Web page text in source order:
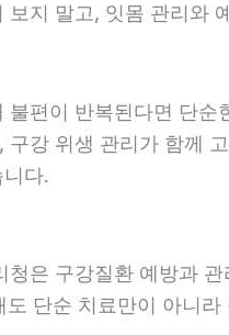
보지 말고, 잇몸 관리
편이 반복된다면 단
강 위생 관리가 함께
다.
은 구강질환 예방과
단순 치료만이 아니